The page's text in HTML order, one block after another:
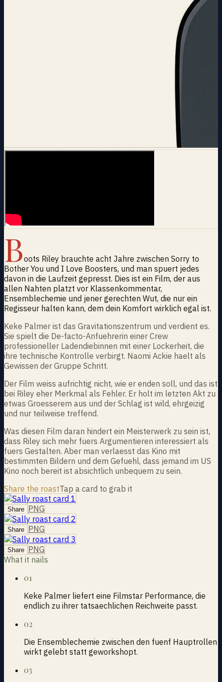
Boots Riley brauchte acht Jahre zwischen Sorry to
Bother You und I Love Boosters, und man spuert jedes
davon in die Laufzeit gepresst. Dies ist ein Film, der aus
allen Nahten platzt vor Klassenkommentar,
Ensemblechemie und jener gerechten Wut, die nur ein
Regisseur halten kann, dem dein Komfort wirklich egal ist.
Keke Palmer ist das Gravitationszentrum und verdient es.
Sie spielt die De-facto-Anfuehrerin einer Crew
professioneller Ladendiebinnen mit einer Lockerheit, die
ihre technische Kontrolle verbirgt. Naomi Ackie haelt als
Gewissen der Gruppe Schritt.
Der Film weiss aufrichtig nicht, wie er enden soll, und das ist
bei Riley eher Merkmal als Fehler. Er holt im letzten Akt zu
etwas Groesserem aus und der Schlag ist wild, ehrgeizig
und nur teilweise treffend.
Was diesen Film daran hindert ein Meisterwerk zu sein ist,
dass Riley sich mehr fuers Argumentieren interessiert als
fuers Gestalten. Aber man verlaesst das Kino mit
bestimmten Bildern und dem Gefuehl, dass jemand im US
Kino noch bereit ist absichtlich unbequem zu sein.
Share the roastTap a card to grab it
Share PNG
Share PNG
Share PNG
What it nails
01
Keke Palmer liefert eine Filmstar Performance, die
endlich zu ihrer tatsaechlichen Reichweite passt.
02
Die Ensemblechemie zwischen den fuenf Hauptrollen
wirkt gelebt statt geworkshopt.
03